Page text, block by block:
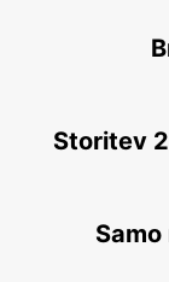
PODGORICA
Storitev